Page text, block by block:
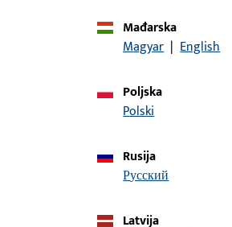
Mađarska
Magyar | English
Poljska
Polski
Rusija
русский
Latvija